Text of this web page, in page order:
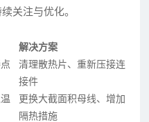
关注与优化。
解决方案
清理散热片、重新压接连
接件
更换大截面积母线、增加
隔热措施